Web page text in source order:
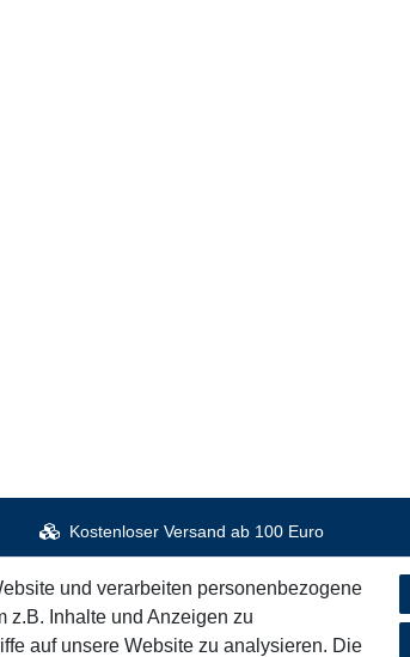
Kostenloser Versand ab 100 Euro
Informationen
und verarbeiten personenbezogene
z.B. Inhalte und Anzeigen zu
auf unsere Website zu analysieren. Die